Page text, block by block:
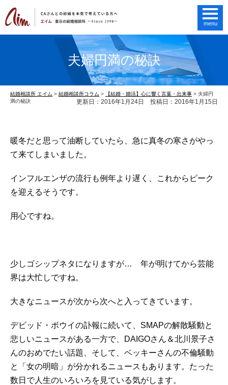
menu
夫婦円満の秘訣
結婚相談所 エイム > 結婚相談所コラム > 【結婚・婚活】心に響く言葉・出来事 > 夫婦円
満の秘訣
更新日：2016年1月24日 投稿日：2016年1月15日
暖冬だと思って油断していたら、急に真冬の寒さがやっ
て来てしまいました。
インフルエンザの流行も例年より遅く、これからピーク
を迎えるそうです。
用心ですね。
少しゴシップネタになりますが… 年が明けてから芸能
界は大忙しですね。
大きなニュースが次から次へと入ってきています。
デビッド・ボウイの訃報に続いて、SMAPの解散騒動と
悲しいニュースがある一方で、DAIGOさん＆北川景子さ
んのおめでたい話題、そして、ベッキーさんの不倫騒動
と「女の明暗」が分かれるニュースもあります。たった
数日で人生のいろいろを見ている気がします。